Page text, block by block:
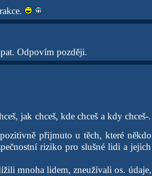
Odpovím později.
jak chceš, kde chceš a kdy chceš-.
přijmuto u těch, které někdo
riziko pro slušné lidi a jejich
mnoha lidem, zneužívali os. údaje,